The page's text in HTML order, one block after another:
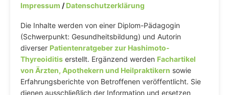
Impressum /Datenschutzerklärung
Die Inhalte werden von einer Diplom-Pädagogin
(Schwerpunkt: Gesundheitsbildung) und Autorin
diverser Patientenratgeber zur Hashimoto-
Thyreoiditis erstellt. Ergänzend werden Fachartikel
von Ärzten, Apothekern und Heilpraktikern sowie
Erfahrungsberichte von Betroffenen veröffentlicht. Sie
dienen ausschließlich der Information und ersetzen